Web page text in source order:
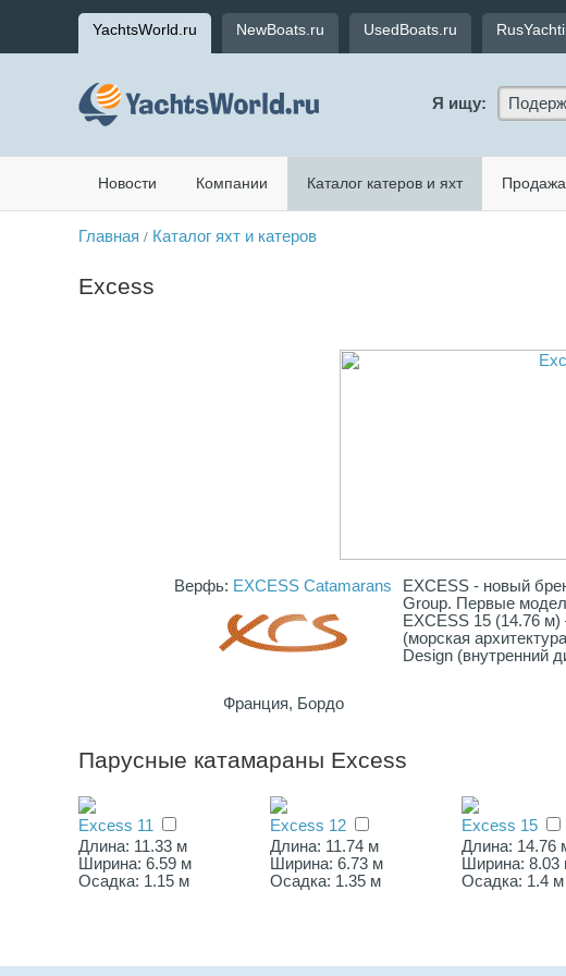
YachtsWorld.ru NewBoats.ru UsedBoats.ru
Я ищу:
Новости Компании Каталог катеров и яхт Продажа
Главная / Каталог яхт и катеров
Excess
Верфь: EXCESS Catamarans
Франция, Бордо
EXCESS - новый
Group. Первые
EXCESS 15 (14.76 м)
(морская
Design (внутренний
Парусные катамараны Excess
Excess 11
Длина: 11.33 м
Ширина: 6.59 м
Осадка: 1.15 м
Excess 12
Длина: 11.74 м
Ширина: 6.73 м
Осадка: 1.35 м
Excess 15
Длина: 14.76
Ширина: 8.03
Осадка: 1.4 м